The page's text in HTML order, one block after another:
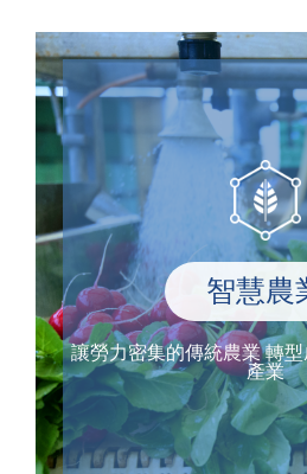
智慧農
讓勞力密集的傳統農業 轉
產業